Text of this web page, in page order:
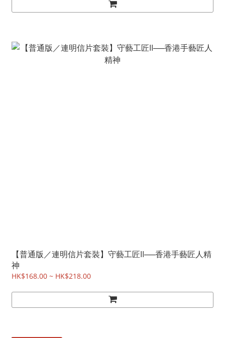
【普通版／連明信片套裝】守藝工匠II──香港手藝匠人精
神
HK$168.00 ~ HK$218.00